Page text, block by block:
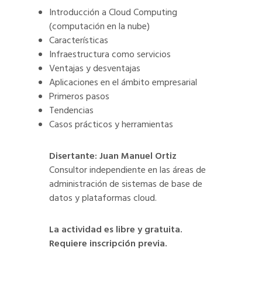
Introducción a Cloud Computing
(computación en la nube)
Características
Infraestructura como servicios
Ventajas y desventajas
Aplicaciones en el ámbito empresarial
Primeros pasos
Tendencias
Casos prácticos y herramientas
Disertante: Juan Manuel Ortiz
Consultor independiente en las áreas de
administración de sistemas de base de
datos y plataformas cloud.
La actividad es libre y gratuita.
Requiere inscripción previa.